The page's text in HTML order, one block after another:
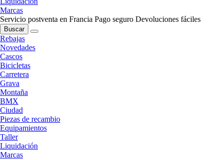
Marcas
Servicio postventa en Francia Pago seguro Devoluciones fáciles
Buscar
Rebajas
Novedades
Cascos
Bicicletas
Carretera
Grava
Montaña
BMX
Ciudad
Piezas de recambio
Equipamientos
Taller
Liquidación
Marcas